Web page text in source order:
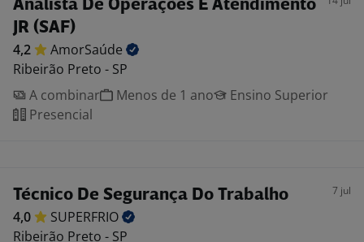
Analista De Operações E Atendimento
JR (SAF)
4,2
AmorSaúde
Ribeirão Preto - SP
A combinar
Menos de 1 ano
Ensino Superior
Presencial
Técnico De Segurança Do Trabalho 7 jul
4,0
SUPERFRIO
Ribeirão Preto - SP